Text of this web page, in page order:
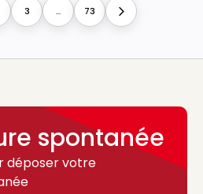
3 ... 73 Next
spontanée
déposer votre